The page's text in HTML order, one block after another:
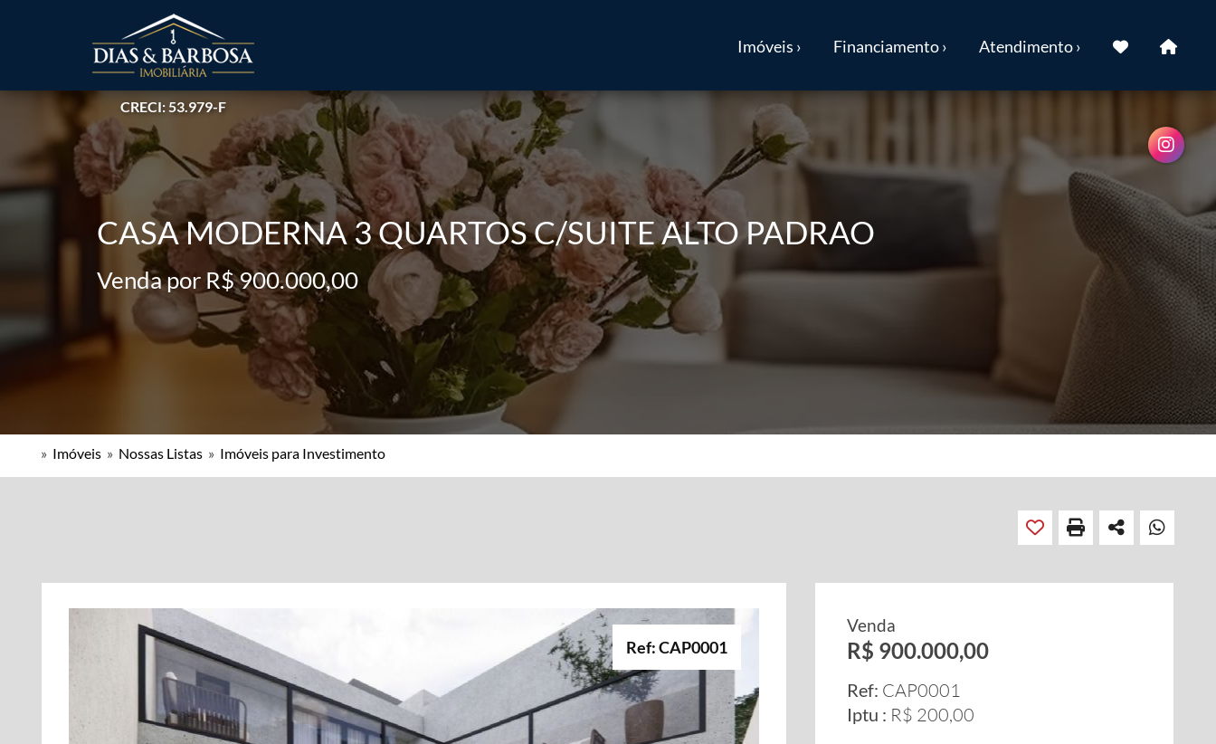
CRECI: 53.979-F
Imóveis › Financiamento › Atendimento ›
CASA MODERNA 3 QUARTOS C/SUITE ALTO PADRAO
Venda por R$ 900.000,00
» Imóveis » Nossas Listas » Imóveis para Investimento
Ref: CAP0001
Venda
R$ 900.000,00
Ref: CAP0001
Iptu : R$ 200,00